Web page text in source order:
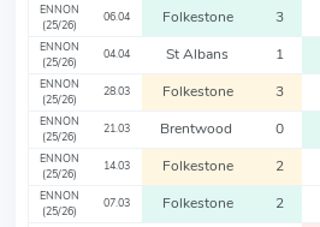
ENNON
(25/26)
06.04 Folkestone 3
ENNON
(25/26)
04.04 St Albans 1
ENNON
(25/26)
28.03 Folkestone 3
ENNON
(25/26)
21.03 Brentwood 0
ENNON
(25/26)
14.03 Folkestone 2
ENNON
(25/26)
07.03 Folkestone 2